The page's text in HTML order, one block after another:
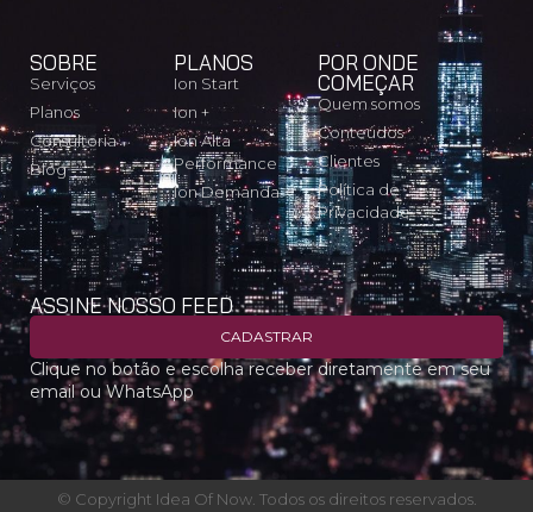
SOBRE
Serviços
Planos
Consultoria
Blog
PLANOS
Ion Start
Ion +
Ion Alta
Performance
Ion Demanda
POR ONDE
COMEÇAR
Quem somos
Conteúdos
Clientes
Política de
Privacidade
ASSINE NOSSO FEED
CADASTRAR
Clique no botão e escolha receber diretamente em seu
email ou WhatsApp
© Copyright Idea Of Now. Todos os direitos reservados.